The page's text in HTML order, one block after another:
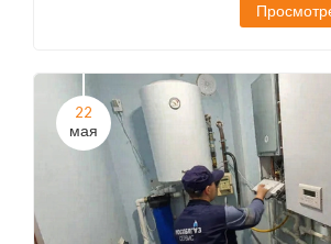
22
мая